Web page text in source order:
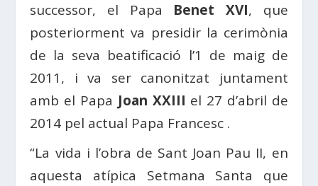
successor, el Papa Benet XVI, que
posteriorment va presidir la cerimònia
de la seva beatificació l’1 de maig de
2011, i va ser canonitzat juntament
amb el Papa Joan XXIII el 27 d’abril de
2014 pel actual Papa Francesc .
“La vida i l’obra de Sant Joan Pau II, en
aquesta atípica Setmana Santa que